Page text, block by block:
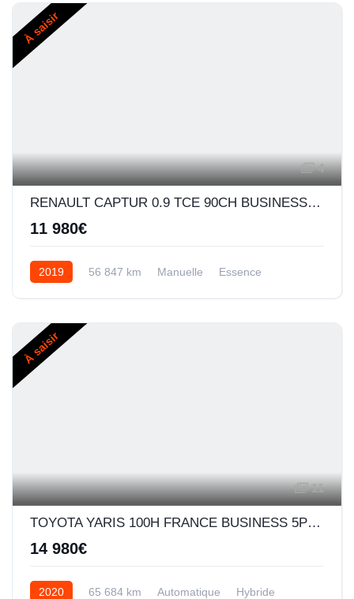
À saisir
4
RENAULT CAPTUR 0.9 TCE 90CH BUSINESS - 19
11 980€
2019 56 847 km Manuelle Essence
À saisir
11
TOYOTA YARIS 100H FRANCE BUSINESS 5P MY19
14 980€
2020 65 684 km Automatique Hybride